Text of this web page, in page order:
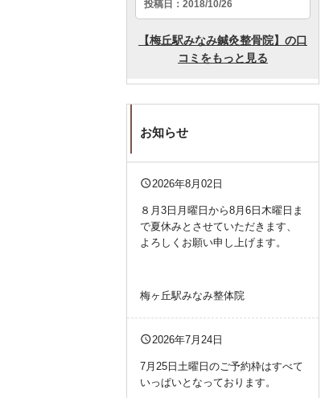
お知らせ
query_builder2026年8月02日
８月3日月曜日から8月6日木曜日ま
で夏休みとさせていただきます、
よろしくお願い申し上げます。
梅ヶ丘駅みなみ整体院
query_builder2026年7月24日
7月25日土曜日のご予約枠はすべて
いっぱいとなっております。